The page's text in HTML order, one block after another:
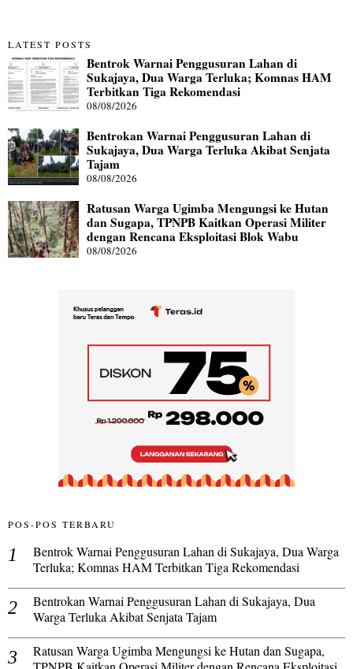
LATEST POSTS
Bentrok Warnai Penggusuran Lahan di
Sukajaya, Dua Warga Terluka; Komnas HAM
Terbitkan Tiga Rekomendasi
08/08/2026
Bentrokan Warnai Penggusuran Lahan di
Sukajaya, Dua Warga Terluka Akibat Senjata
Tajam
08/08/2026
Ratusan Warga Ugimba Mengungsi ke Hutan
dan Sugapa, TPNPB Kaitkan Operasi Militer
dengan Rencana Eksploitasi Blok Wabu
08/08/2026
POS-POS TERBARU
Bentrok Warnai Penggusuran Lahan di Sukajaya, Dua Warga
Terluka; Komnas HAM Terbitkan Tiga Rekomendasi
Bentrokan Warnai Penggusuran Lahan di Sukajaya, Dua
Warga Terluka Akibat Senjata Tajam
Ratusan Warga Ugimba Mengungsi ke Hutan dan Sugapa,